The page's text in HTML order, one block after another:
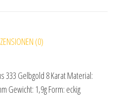
(0)
333 Gelbgold 8 Karat Material:
Gewicht: 1,9g Form: eckig